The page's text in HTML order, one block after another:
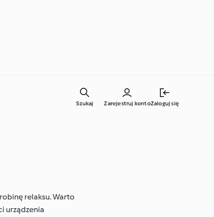
Zarejestruj kontoZaloguj się
Szukaj
Techniki kulinarne
relaksu. Warto
urządzenia